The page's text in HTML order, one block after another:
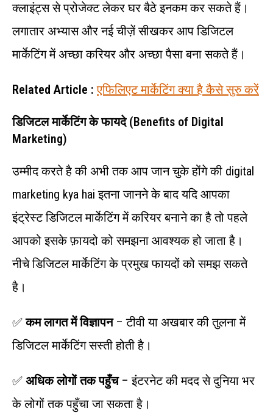
क्लाइंट्स से प्रोजेक्ट लेकर घर बैठे इनकम कर सकते हैं।
लगातार अभ्यास और नई चीज़ें सीखकर आप डिजिटल
मार्केटिंग में अच्छा करियर और अच्छा पैसा बना सकते हैं।
Related Article : एफिलिएट मार्केटिंग क्या है कैसे सुरु करें
डिजिटल मार्केटिंग के फायदे (Benefits of Digital
Marketing)
उम्मीद करते है की अभी तक आप जान चुके होंगे की digital
marketing kya hai इतना जानने के बाद यदि आपका
इंट्रेस्ट डिजिटल मार्केटिंग में करियर बनाने का है तो पहले
आपको इसके फ़ायदो को समझना आवश्यक हो जाता है।
नीचे डिजिटल मार्केटिंग के प्रमुख फायदों को समझ सकते
है।
✅कम लागत में विज्ञापन– टीवी या अखबार की तुलना में
डिजिटल मार्केटिंग सस्ती होती है।
✅ अधिक लोगों तक पहुँच– इंटरनेट की मदद से दुनिया भर
के लोगों तक पहुँचा जा सकता है।